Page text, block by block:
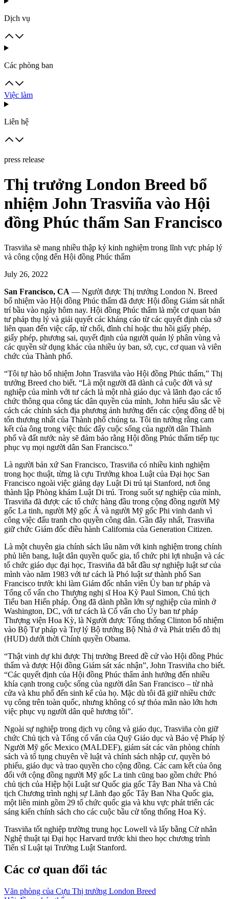
Dịch vụ
Các phòng ban
Việc làm
Liên hệ
press release
Thị trưởng London Breed bổ
nhiệm John Trasviña vào Hội
đồng Phúc thẩm San Francisco
Trasviña sẽ mang nhiều thập kỷ kinh nghiệm trong lĩnh vực pháp lý
và công cộng đến Hội đồng Phúc thẩm
July 26, 2022
San Francisco, CA — Người được Thị trưởng London N. Breed
bổ nhiệm vào Hội đồng Phúc thẩm đã được Hội đồng Giám sát nhất
trí bầu vào ngày hôm nay. Hội đồng Phúc thẩm là một cơ quan bán
tư pháp thụ lý và giải quyết các kháng cáo từ các quyết định của sở
liên quan đến việc cấp, từ chối, đình chỉ hoặc thu hồi giấy phép,
giấy phép, phương sai, quyết định của người quản lý phân vùng và
các quyền sử dụng khác của nhiều ủy ban, sở, cục, cơ quan và viên
chức của Thành phố.
“Tôi tự hào bổ nhiệm John Trasviña vào Hội đồng Phúc thẩm,” Thị
trưởng Breed cho biết. “Là một người đã dành cả cuộc đời và sự
nghiệp của mình với tư cách là một nhà giáo dục và lãnh đạo các tổ
chức thông qua công tác dân quyền của mình, John hiểu sâu sắc về
cách các chính sách địa phương ảnh hưởng đến các cộng đồng dễ bị
tổn thương nhất của Thành phố chúng ta. Tôi tin tưởng rằng cam
kết của ông trong việc thúc đẩy cuộc sống của người dân Thành
phố và đất nước này sẽ đảm bảo rằng Hội đồng Phúc thẩm tiếp tục
phục vụ mọi người dân San Francisco.”
Là người bản xứ San Francisco, Trasviña có nhiều kinh nghiệm
trong học thuật, từng là cựu Trưởng khoa Luật của Đại học San
Francisco ngoài việc giảng dạy Luật Di trú tại Stanford, nơi ông
thành lập Phòng khám Luật Di trú. Trong suốt sự nghiệp của mình,
Trasviña đã được các tổ chức hàng đầu trong cộng đồng người Mỹ
gốc La tinh, người Mỹ gốc Á và người Mỹ gốc Phi vinh danh vì
công việc đấu tranh cho quyền công dân. Gần đây nhất, Trasviña
giữ chức Giám đốc điều hành California của Generation Citizen.
Là một chuyên gia chính sách lâu năm với kinh nghiệm trong chính
phủ liên bang, luật dân quyền quốc gia, tổ chức phi lợi nhuận và các
tổ chức giáo dục đại học, Trasviña đã bắt đầu sự nghiệp luật sư của
mình vào năm 1983 với tư cách là Phó luật sư thành phố San
Francisco trước khi làm Giám đốc nhân viên Ủy ban tư pháp và
Tổng cố vấn cho Thượng nghị sĩ Hoa Kỳ Paul Simon, Chủ tịch
Tiểu ban Hiến pháp. Ông đã dành phần lớn sự nghiệp của mình ở
Washington, DC, với tư cách là Cố vấn cho Ủy ban tư pháp
Thượng viện Hoa Kỳ, là Người được Tổng thống Clinton bổ nhiệm
vào Bộ Tư pháp và Trợ lý Bộ trưởng Bộ Nhà ở và Phát triển đô thị
(HUD) dưới thời Chính quyền Obama.
“Thật vinh dự khi được Thị trưởng Breed đề cử vào Hội đồng Phúc
thẩm và được Hội đồng Giám sát xác nhận”, John Trasviña cho biết.
“Các quyết định của Hội đồng Phúc thẩm ảnh hưởng đến nhiều
khía cạnh trong cuộc sống của người dân San Francisco – từ nhà
cửa và khu phố đến sinh kế của họ. Mặc dù tôi đã giữ nhiều chức
vụ công trên toàn quốc, nhưng không có sự thỏa mãn nào lớn hơn
việc phục vụ người dân quê hương tôi”.
Ngoài sự nghiệp trong dịch vụ công và giáo dục, Trasviña còn giữ
chức Chủ tịch và Tổng cố vấn của Quỹ Giáo dục và Bảo vệ Pháp lý
Người Mỹ gốc Mexico (MALDEF), giám sát các văn phòng chính
sách và tố tụng chuyên về luật và chính sách nhập cư, quyền bỏ
phiếu, giáo dục và trao quyền cho cộng đồng. Các cam kết của ông
đối với cộng đồng người Mỹ gốc La tinh cũng bao gồm chức Phó
chủ tịch của Hiệp hội Luật sư Quốc gia gốc Tây Ban Nha và Chủ
tịch Chương trình nghị sự Lãnh đạo gốc Tây Ban Nha Quốc gia,
một liên minh gồm 29 tổ chức quốc gia và khu vực phát triển các
sáng kiến chính sách cho các cuộc bầu cử tổng thống Hoa Kỳ.
Trasviña tốt nghiệp trường trung học Lowell và lấy bằng Cử nhân
Nghệ thuật tại Đại học Harvard trước khi theo học chương trình
Tiến sĩ Luật tại Trường Luật Stanford.
Các cơ quan đối tác
Văn phòng của Cựu Thị trưởng London Breed